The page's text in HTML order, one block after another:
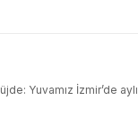
Yuvamız İzmir’de